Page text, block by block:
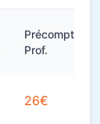
Précompte
Prof.
26€